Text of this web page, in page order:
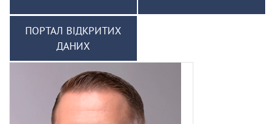
ПОРТАЛ ВІДКРИТИХ
ДАНИХ